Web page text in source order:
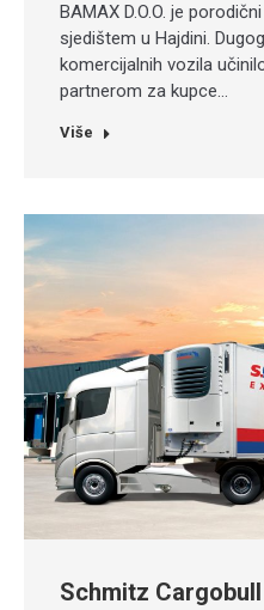
BAMAX D.O.O. je
sjedištem u Hajdini.
komercijalnih vozila
partnerom za kupce…
Više
Schmitz